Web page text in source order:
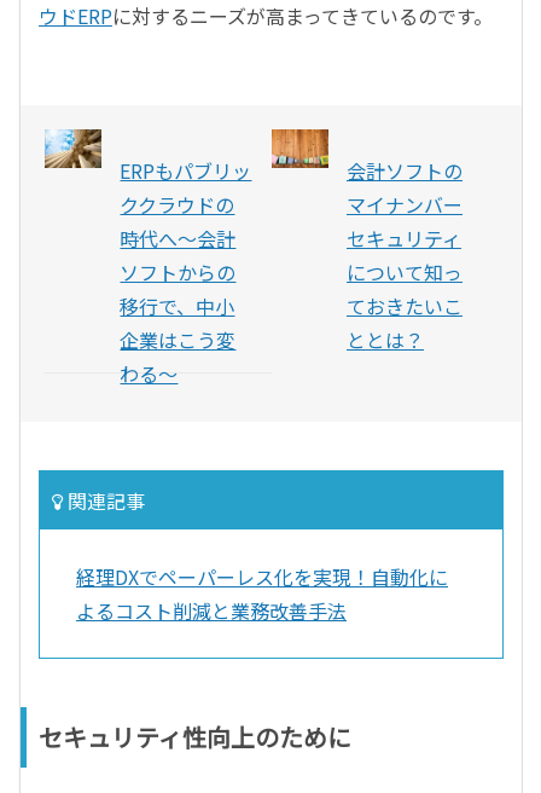
ウドERPに対するニーズが高まってきているのです。
ERPもパブリッ
ククラウドの
時代へ〜会計
ソフトからの
移行で、中小
企業はこう変
わる〜
会計ソフトの
マイナンバー
セキュリティ
について知っ
ておきたいこ
ととは？
関連記事
経理DXでペーパーレス化を実現！自動化に
よるコスト削減と業務改善手法
セキュリティ性向上のために